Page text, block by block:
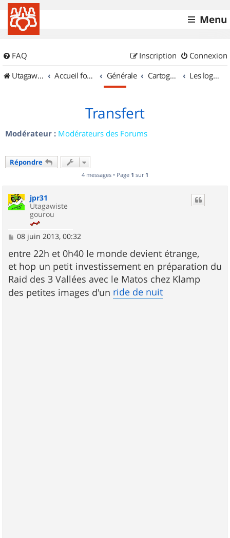
Menu
FAQ Connexion
Inscription
UtagawaVTT (Randos VTT et VTTAE avec traces GPS)
Accueil forum Générale Cartographie et GPS Les logiciels
Transfert
Modérateur : Modérateurs des Forums
Répondre
4 messages • Page 1 sur 1
jpr31
Utagawiste
gourou
M
s
s
a
g
e
08 juin 2013, 00:32
entre 22h et 0h40 le monde devient étrange,
et hop un petit investissement en préparation du
Raid des 3 Vallées avec le Matos chez Klamp
des petites images d'un ride de nuit